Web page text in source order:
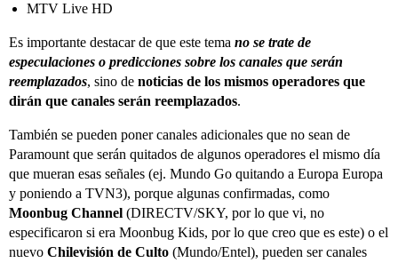
MTV Live HD
Es importante destacar de que este tema no se trate de
especulaciones o predicciones sobre los canales que serán
reemplazados, sino de noticias de los mismos operadores que
dirán que canales serán reemplazados.
También se pueden poner canales adicionales que no sean de
Paramount que serán quitados de algunos operadores el mismo día
que mueran esas señales (ej. Mundo Go quitando a Europa Europa
y poniendo a TVN3), porque algunas confirmadas, como
Moonbug Channel (DIRECTV/SKY, por lo que vi, no
especificaron si era Moonbug Kids, por lo que creo que es este) o el
nuevo Chilevisión de Culto (Mundo/Entel), pueden ser canales